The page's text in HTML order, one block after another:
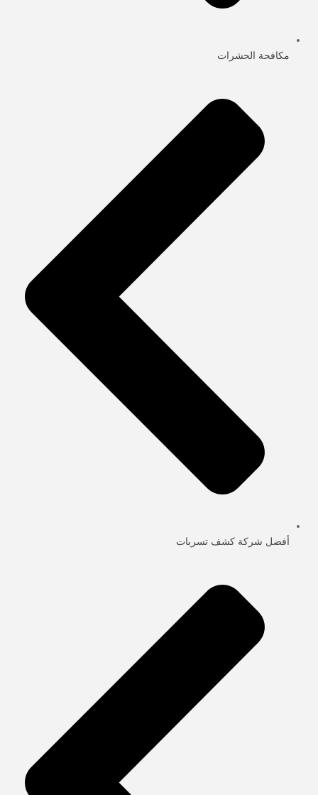
مكافحة الحشرات
أفضل شركة كشف تسربات